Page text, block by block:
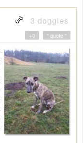
3 doggies
" quote "
+0